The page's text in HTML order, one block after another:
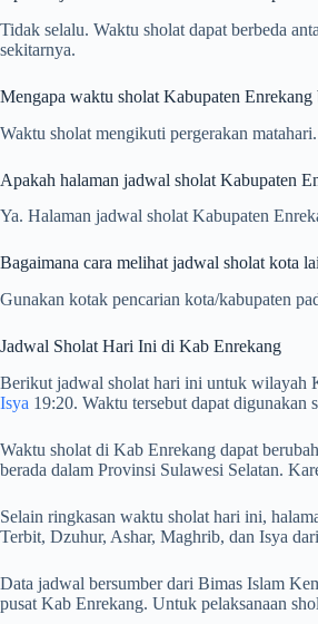
Tidak selalu. Waktu sholat dapat berbeda
sekitarnya.
Mengapa waktu sholat Kabupaten Enrekang
Waktu sholat mengikuti pergerakan
Apakah halaman jadwal sholat Kabupaten
Ya. Halaman jadwal sholat Kabupaten
Bagaimana cara melihat jadwal sholat kota
Gunakan kotak pencarian kota/kabupaten
Jadwal Sholat Hari Ini di Kab Enrekang
Berikut jadwal sholat hari ini untuk wilayah
Isya 19:20. Waktu tersebut dapat digunakan
Waktu sholat di Kab Enrekang dapat
berada dalam Provinsi Sulawesi Selatan.
Selain ringkasan waktu sholat hari ini,
Terbit, Dzuhur, Ashar, Maghrib, dan Isya
Data jadwal bersumber dari Bimas Islam
pusat Kab Enrekang. Untuk pelaksanaan